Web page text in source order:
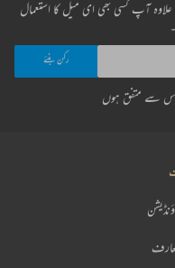
آپ کسی بھی ای میل کا استعمال
سے متفق ہوں